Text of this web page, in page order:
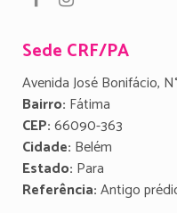
Sede CRF/PA
Avenida José Bonifácio,
Bairro: Fátima
CEP:66090-363
Cidade: Belém
Estado: Para
Referência:Antigo